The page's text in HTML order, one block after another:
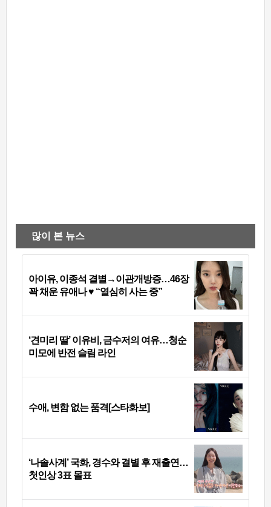
많이 본 뉴스
아이유, 이종석 결별→이관개방증…46장
꽉 채운 유애나 ♥ “열심히 사는 중”
‘견미리 딸’ 이유비, 금수저의 여유…청순
미모에 반전 슬림 라인
수애, 변함 없는 품격[스타화보]
‘나솔사계’ 국화, 경수와 결별 후 재출연…
첫인상 3표 몰표